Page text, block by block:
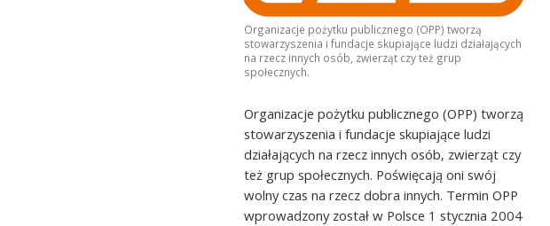
Organizacje pożytku publicznego (OPP) tworzą
stowarzyszenia i fundacje skupiające ludzi działających
na rzecz innych osób, zwierząt czy też grup
społecznych.
Organizacje pożytku publicznego (OPP) tworzą
stowarzyszenia i fundacje skupiające ludzi
działających na rzecz innych osób, zwierząt czy
też grup społecznych. Poświęcają oni swój
wolny czas na rzecz dobra innych. Termin OPP
wprowadzony został w Polsce 1 stycznia 2004